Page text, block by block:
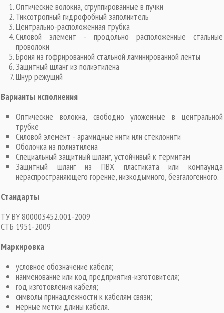
Оптические волокна, сгруппированные в пучки
Тиксотропный гидрофобный заполнитель
Центрально-расположенная трубка
Силовой элемент - продольно расположенные стальные
проволоки
Броня из гофрированной стальной ламинированной ленты
Защитный шланг из полиэтилена
Шнур режущий
Варианты исполнения
Оптические волокна, свободно уложенные в центральной
трубке
Силовой элемент - арамидные нити или стеклонити
Оболочка из полиэтилена
Специальный защитный шланг, устойчивый к термитам
Защитный шланг из ПВХ пластиката или компаунда
нераспространяющего горение, низкодымного, безгалогенного.
Стандарты
ТУ BY 800003452.001-2009
СТБ 1951-2009
Маркировка
условное обозначение кабеля;
наименование или код предприятия-изготовителя;
год изготовления кабеля;
символы принадлежности к кабелям связи;
мерные метки длины кабеля.